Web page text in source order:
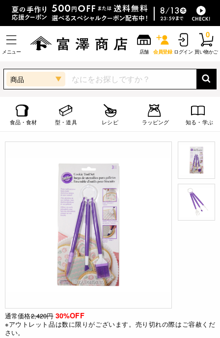
メニュー 店舗 会員登録 ログイン 買い物かご
0
商品
食品・食材 型・道具 レシピ ラッピング 知る・学ぶ
通常価格2,420円 30%OFF
※アウトレット品は数に限りがございます。売り切れの際はご容赦くだ
さい。